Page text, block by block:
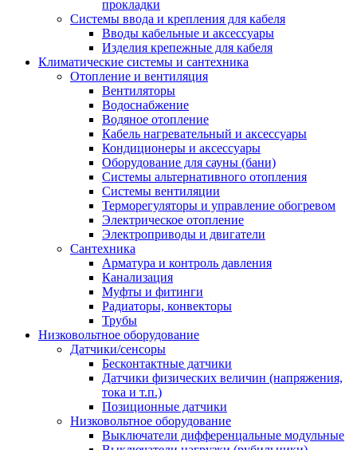
прокладки
Системы ввода и крепления для кабеля
Вводы кабельные и аксессуары
Изделия крепежные для кабеля
Климатические системы и сантехника
Отопление и вентиляция
Вентиляторы
Водоснабжение
Водяное отопление
Кабель нагревательный и аксессуары
Кондиционеры и аксессуары
Оборудование для сауны (бани)
Системы альтернативного отопления
Системы вентиляции
Терморегуляторы и управление обогревом
Электрическое отопление
Электроприводы и двигатели
Сантехника
Арматура и контроль давления
Канализация
Муфты и фитинги
Радиаторы, конвекторы
Трубы
Низковольтное оборудование
Датчики/сенсоры
Бесконтактные датчики
Датчики физических величин (напряжения,
тока и т.п.)
Позиционные датчики
Низковольтное оборудование
Выключатели дифференцальные модульные